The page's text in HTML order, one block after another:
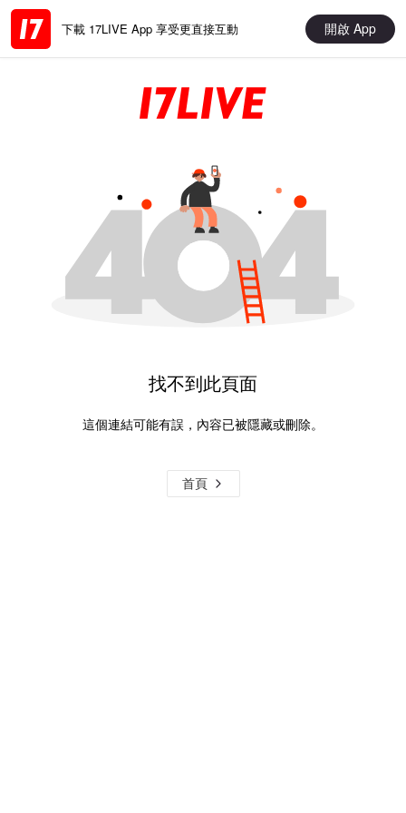
下載 17LIVE App 享受更直接互動 開啟 App
找不到此頁面
這個連結可能有誤，內容已被隱藏或刪除。
首頁